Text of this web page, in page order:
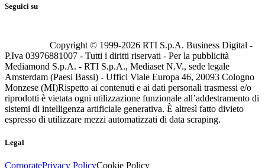
Seguici su
Copyright © 1999-2026 RTI S.p.A. Business Digital -
P.Iva 03976881007 - Tutti i diritti riservati - Per la pubblicità
Mediamond S.p.A. - RTI S.p.A., Mediaset N.V., sede legale
Amsterdam (Paesi Bassi) - Uffici Viale Europa 46, 20093 Cologno
Monzese (MI)Rispetto ai contenuti e ai dati personali trasmessi e/o
riprodotti è vietata ogni utilizzazione funzionale all’addestramento di
sistemi di intelligenza artificiale generativa. È altresì fatto divieto
espresso di utilizzare mezzi automatizzati di data scraping.
Legal
CorporatePrivacy PolicyCookie Policy